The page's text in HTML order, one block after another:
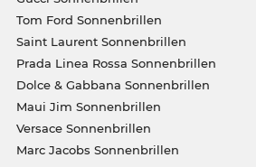
Tom Ford Sonnenbrillen
Saint Laurent Sonnenbrillen
Prada Linea Rossa Sonnenbrillen
Dolce & Gabbana Sonnenbrillen
Maui Jim Sonnenbrillen
Versace Sonnenbrillen
Marc Jacobs Sonnenbrillen